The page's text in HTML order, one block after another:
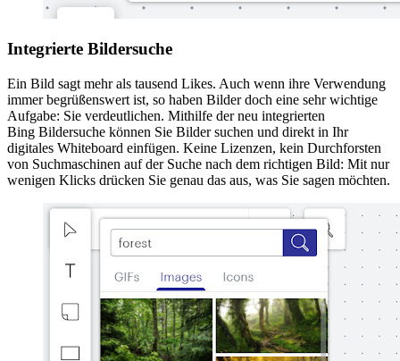
Integrierte Bildersuche
Ein Bild sagt mehr als tausend Likes. Auch wenn ihre Verwendung
immer begrüßenswert ist, so haben Bilder doch eine sehr wichtige
Aufgabe: Sie verdeutlichen. Mithilfe der neu integrierten
Bing Bildersuche können Sie Bilder suchen und direkt in Ihr
digitales Whiteboard einfügen. Keine Lizenzen, kein Durchforsten
von Suchmaschinen auf der Suche nach dem richtigen Bild: Mit nur
wenigen Klicks drücken Sie genau das aus, was Sie sagen möchten.